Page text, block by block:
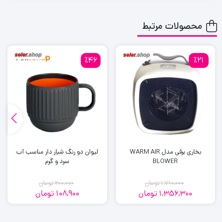
محصولات مرتبط
٪21
بخاری برقی مدل WARM AIR
BLOWER
1,710,000تومان
1,356,300 تومان
٪46
لیوان دو رنگ شیار دار مناسب آب
سرد و گرم
200,000تومان
108,900 تومان